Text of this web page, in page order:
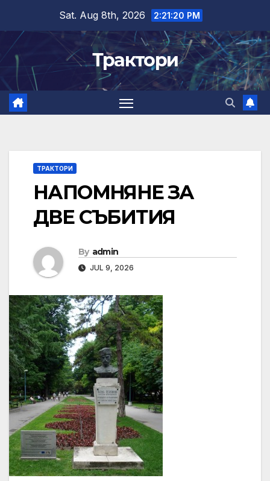
content
Sat. Aug 8th, 2026 2:21:21 PM
Трактори
ТРАКТОРИ
НАПОМНЯНЕ ЗА
ДВЕ СЪБИТИЯ
By admin
JUL 9, 2026